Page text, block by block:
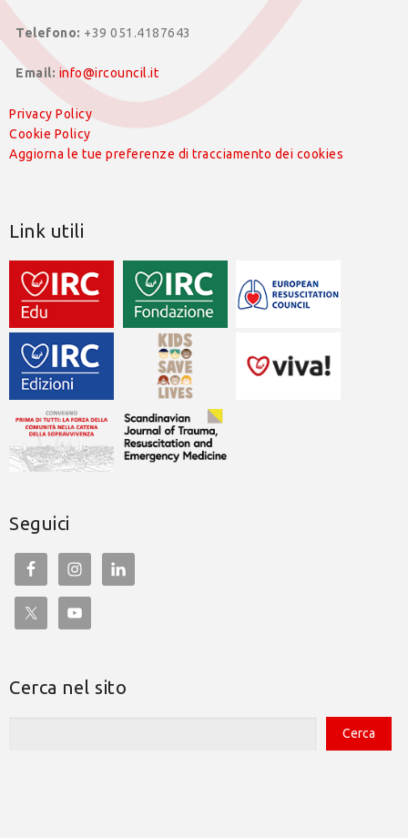
Telefono: +39 051.4187643
Email: info@ircouncil.it
Privacy Policy
Cookie Policy
Aggiorna le tue preferenze di tracciamento dei cookies
Link utili
Seguici
Cerca nel sito